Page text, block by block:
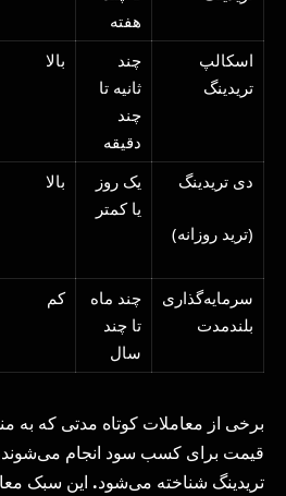
هفته
اسکالپ
تریدینگ
چند
ثانیه تا
چند
دقیقه
بالا
دی تریدینگ
(ترید روزانه)
یک روز
یا کمتر
بالا
سرمایه‌گذاری
بلندمدت
چند ماه
تا چند
سال
کم
برخی از معاملات کوتاه مدتی که به
قیمت برای کسب سود انجام
تریدینگ شناخته می‌شود. این سبک